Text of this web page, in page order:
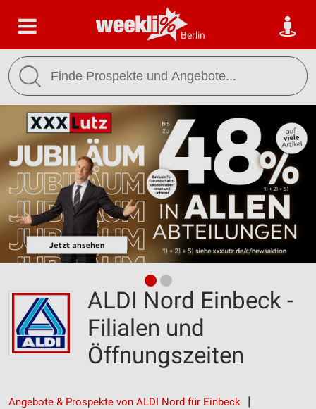
Berlin
ALDI Nord Einbeck -
Filialen und
Öffnungszeiten
Angebote & Prospekte von ALDI Nord für Einbeck